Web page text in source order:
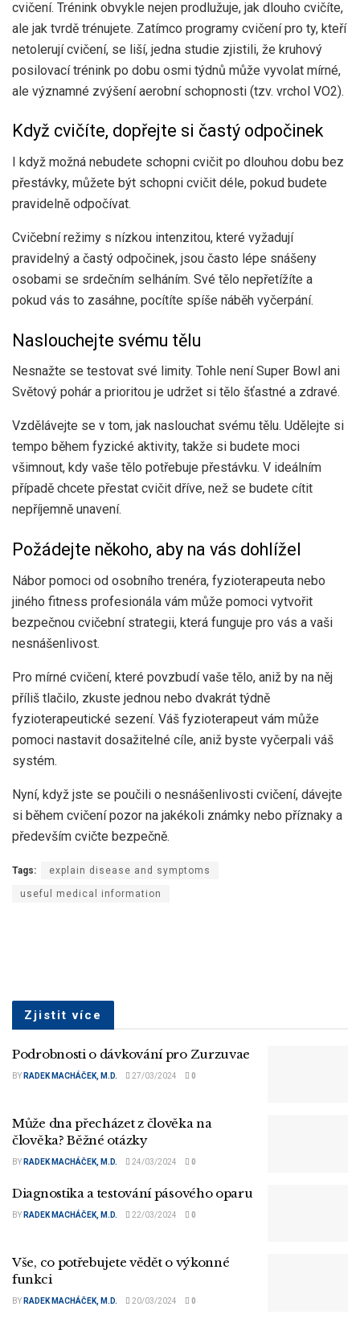
cvičení. Trénink obvykle nejen prodlužuje, jak dlouho cvičíte,
ale jak tvrdě trénujete. Zatímco programy cvičení pro ty, kteří
netolerují cvičení, se liší, jedna studie zjistili, že kruhový
posilovací trénink po dobu osmi týdnů může vyvolat mírné,
ale významné zvýšení aerobní schopnosti (tzv. vrchol VO2).
Když cvičíte, dopřejte si častý odpočinek
I když možná nebudete schopni cvičit po dlouhou dobu bez
přestávky, můžete být schopni cvičit déle, pokud budete
pravidelně odpočívat.
Cvičební režimy s nízkou intenzitou, které vyžadují
pravidelný a častý odpočinek, jsou často lépe snášeny
osobami se srdečním selháním. Své tělo nepřetížíte a
pokud vás to zasáhne, pocítíte spíše náběh vyčerpání.
Naslouchejte svému tělu
Nesnažte se testovat své limity. Tohle není Super Bowl ani
Světový pohár a prioritou je udržet si tělo šťastné a zdravé.
Vzdělávejte se v tom, jak naslouchat svému tělu. Udělejte si
tempo během fyzické aktivity, takže si budete moci
všimnout, kdy vaše tělo potřebuje přestávku. V ideálním
případě chcete přestat cvičit dříve, než se budete cítit
nepříjemně unavení.
Požádejte někoho, aby na vás dohlížel
Nábor pomoci od osobního trenéra, fyzioterapeuta nebo
jiného fitness profesionála vám může pomoci vytvořit
bezpečnou cvičební strategii, která funguje pro vás a vaši
nesnášenlivost.
Pro mírné cvičení, které povzbudí vaše tělo, aniž by na něj
příliš tlačilo, zkuste jednou nebo dvakrát týdně
fyzioterapeutické sezení. Váš fyzioterapeut vám může
pomoci nastavit dosažitelné cíle, aniž byste vyčerpali váš
systém.
Nyní, když jste se poučili o nesnášenlivosti cvičení, dávejte
si během cvičení pozor na jakékoli známky nebo příznaky a
především cvičte bezpečně.
Tags: explain disease and symptoms
useful medical information
Zjistit více
Podrobnosti o dávkování pro Zurzuvae
BY RADEK MACHÁČEK, M.D. 27/03/2024 0
Může dna přecházet z člověka na
člověka? Běžné otázky
BY RADEK MACHÁČEK, M.D. 24/03/2024 0
Diagnostika a testování pásového oparu
BY RADEK MACHÁČEK, M.D. 22/03/2024 0
Vše, co potřebujete vědět o výkonné
funkci
BY RADEK MACHÁČEK, M.D. 20/03/2024 0